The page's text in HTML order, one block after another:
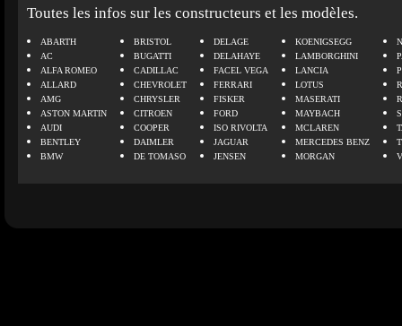
Toutes les infos sur les constructeurs et les modèles.
ABARTH
AC
ALFA ROMEO
ALLARD
AMG
ASTON MARTIN
AUDI
BENTLEY
BMW
BRISTOL
BUGATTI
CADILLAC
CHEVROLET
CHRYSLER
CITROEN
COOPER
DAIMLER
DE TOMASO
DELAGE
DELAHAYE
FACEL VEGA
FERRARI
FISKER
FORD
ISO RIVOLTA
JAGUAR
JENSEN
KOENIGSEGG
LAMBORGHINI
LANCIA
LOTUS
MASERATI
MAYBACH
MCLAREN
MERCEDES BENZ
MORGAN